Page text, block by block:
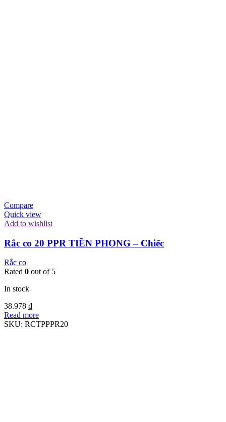
Compare
Quick view
Add to wishlist
Rắc co 20 PPR TIỀN PHONG – Chiếc
Rắc co
Rated 0 out of 5
In stock
38.978 ₫
Read more
SKU: RCTPPPR20